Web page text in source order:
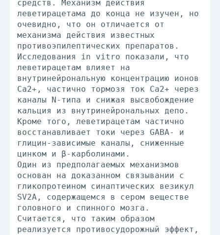
средств. Механизм действия
леветирацетама до конца не изучен, но
очевидно, что он отличается от
механизма действия известных
противоэпилептических препаратов.
Исследования in vitro показали, что
леветирацетам влияет на
внутринейрональную концентрацию ионов
Са2+, частично тормозя ток Са2+ через
каналы N-типа и снижая высвобождение
кальция из внутринейрональных депо.
Кроме того, леветирацетам частично
восстанавливает токи через GABA- и
глицин-зависимые каналы, сниженные
цинком и β-карболинами.
Один из предполагаемых механизмов
основан на доказанном связывании с
гликопротеином синаптических везикул
SV2A, содержащемся в сером веществе
головного и спинного мозга.
Считается, что таким образом
реализуется противосудорожный эффект,